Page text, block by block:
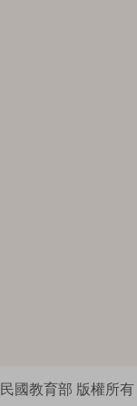
國教育部 版權所有